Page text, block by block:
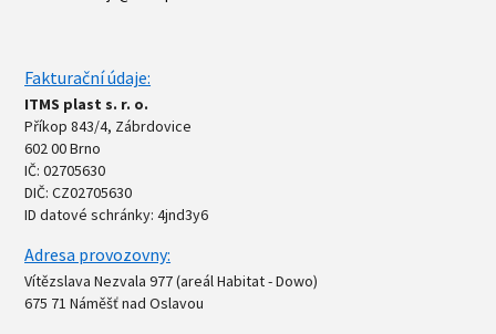
Fakturační údaje:
ITMS plast s. r. o.
Příkop 843/4, Zábrdovice
602 00 Brno
IČ: 02705630
DIČ: CZ02705630
ID datové schránky: 4jnd3y6
Adresa provozovny:
Vítězslava Nezvala 977 (areál Habitat - Dowo)
675 71 Náměšť nad Oslavou